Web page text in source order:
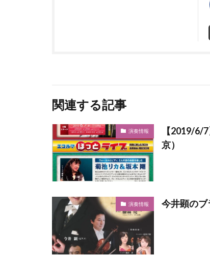
関連する記事
演奏情報
【2019/6/
京）
演奏情報 今井顕の